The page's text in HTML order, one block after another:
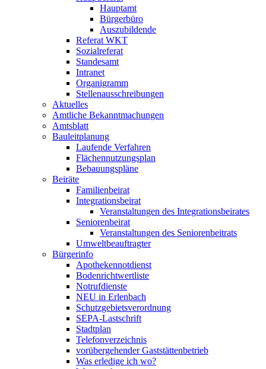
Hauptamt
Bürgerbüro
Auszubildende
Referat WKT
Sozialreferat
Standesamt
Intranet
Organigramm
Stellenausschreibungen
Aktuelles
Amtliche Bekanntmachungen
Amtsblatt
Bauleitplanung
Laufende Verfahren
Flächennutzungsplan
Bebauungspläne
Beiräte
Familienbeirat
Integrationsbeirat
Veranstaltungen des Integrationsbeirates
Seniorenbeirat
Veranstaltungen des Seniorenbeitrats
Umweltbeauftragter
Bürgerinfo
Apothekennotdienst
Bodenrichtwertliste
Notrufdienste
NEU in Erlenbach
Schutzgebietsverordnung
SEPA-Lastschrift
Stadtplan
Telefonverzeichnis
vorübergehender Gaststättenbetrieb
Was erledige ich wo?